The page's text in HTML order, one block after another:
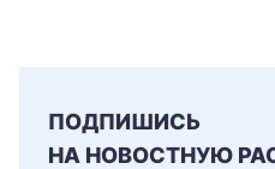
ПОДПИШИСЬ
НА НОВОСТНУЮ